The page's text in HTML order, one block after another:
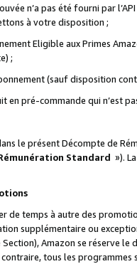
n’a pas été fourni par
à votre disposition ;
Eligible aux Primes
;
(sauf disposition
en pré-commande qui n’est
le présent Décompte de
Standard »).
de temps à autre des
supplémentaire ou
Amazon se réserve
tous les